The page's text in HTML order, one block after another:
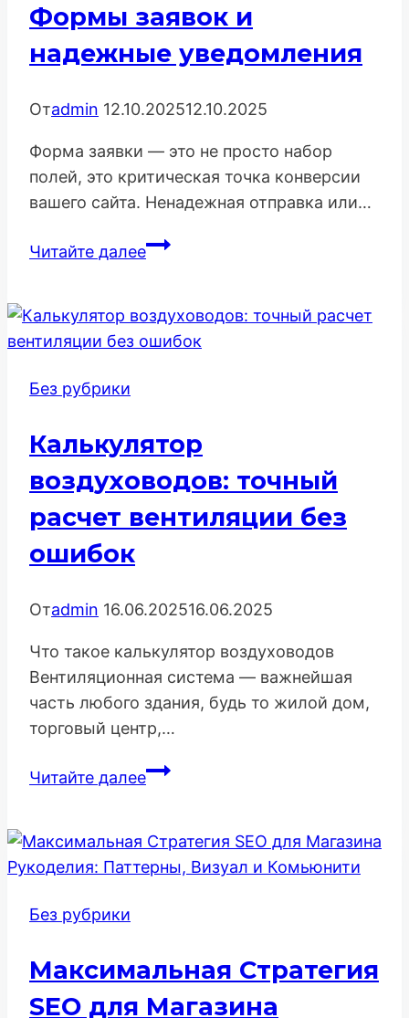
Формы заявок и
надежные уведомления
Отadmin 12.10.202512.10.2025
Форма заявки — это не просто набор
полей, это критическая точка конверсии
вашего сайта. Ненадежная отправка или…
Читайте далееЭкспертное
заявок
и
Без рубрики
Калькулятор
воздуховодов: точный
расчет вентиляции без
ошибок
Отadmin 16.06.202516.06.2025
Что такое калькулятор воздуховодов
Вентиляционная система — важнейшая
часть любого здания, будь то жилой дом,
торговый центр,…
Читайте далееКалькулятор
расчет
вентиляции
Без рубрики
Максимальная Стратегия
SEO для Магазина